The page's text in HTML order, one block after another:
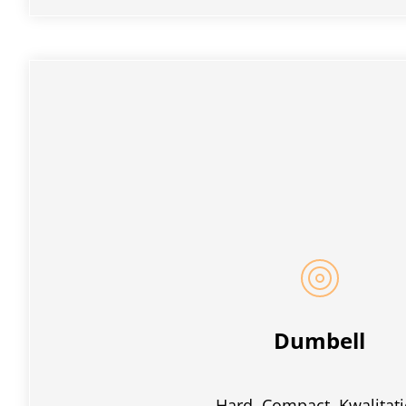
Dumbell